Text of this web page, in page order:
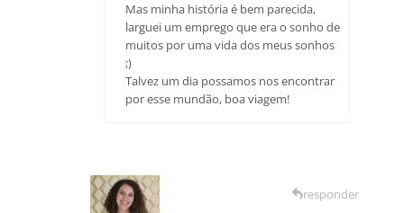
Mas minha história é bem parecida,
larguei um emprego que era o sonho de
muitos por uma vida dos meus sonhos
;)
Talvez um dia possamos nos encontrar
por esse mundão, boa viagem!
responder